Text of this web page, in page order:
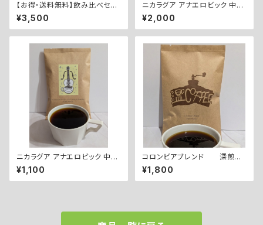
【お得・送料無料】飲み比べセッ
ト 200g×2種類 ドリップバッ
グ２個付き
¥3,500
ニカラグア アナエロビック 中浅
煎り（200g）
¥2,000
ニカラグア アナエロビック 中浅
煎り（100g）
¥1,100
コロンビアブレンド 深煎り
（200g）
¥1,800